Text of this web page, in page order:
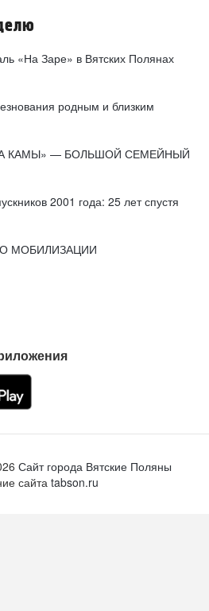
«На Заре» в Вятских Полянах
родным и близким
КАМЫ» — БОЛЬШОЙ СЕМЕЙНЫЙ
2001 года: 25 лет спустя
МОБИЛИЗАЦИИ
Сайт города Вятские Поляны
сайта tabson.ru